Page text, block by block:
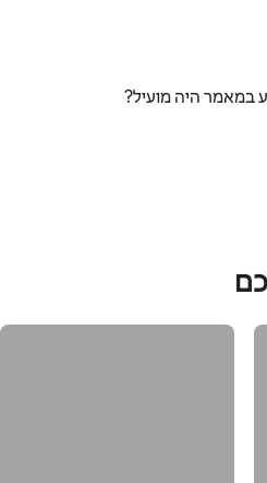
במאמר היה מועיל?